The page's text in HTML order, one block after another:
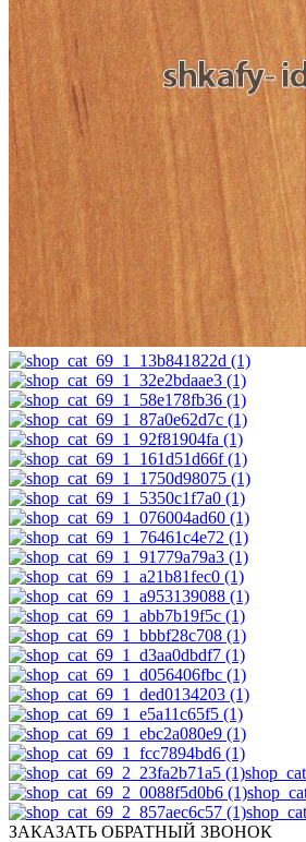
ЗАКАЗАТЬ ОБРАТНЫЙ ЗВОНОК